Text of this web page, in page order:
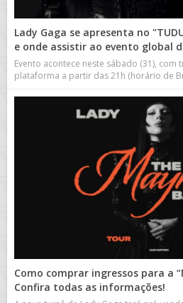
Lady Gaga se apresenta no
e onde assistir ao evento global
Evento acontece neste sábado (31), com
plataforma a partir das 21h (horário de
Como comprar ingressos para a
Confira todas as informações!